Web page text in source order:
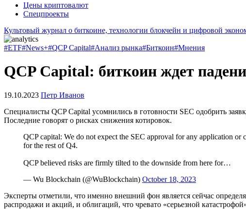
Цены криптовалют
Спецпроекты
Культовый журнал о биткоине, технологии блокчейн и цифровой
#ETF#News+#QCP Capital#Анализ рынка#Биткоин#Мнения
QCP Capital: биткоин ждет
19.10.2023 Петр Иванов
Специалисты QCP Capital усомнились в готовности SEC одобрить
Последние говорят о рисках снижения котировок.
QCP capital: We do not expect the SEC approval for any application
for the rest of Q4.
QCP believed risks are firmly tilted to the downside from here for…
— Wu Blockchain (@WuBlockchain) October 18, 2023
Эксперты отметили, что именно внешний фон является сейчас
распродажи и акций, и облигаций, что чревато «серьезной